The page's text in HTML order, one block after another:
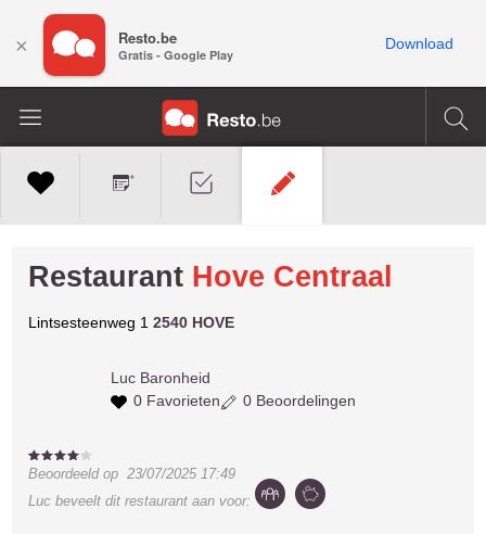
Restaurant Hove Centraal
Lintsesteenweg 12540 HOVE
Luc Baronheid
0 Favorieten
0 Beoordelingen
Beoordeeld op23/07/2025 17:49
Luc beveelt dit restaurant aan voor:
× Resto.be
Gratis - Google Play
Download